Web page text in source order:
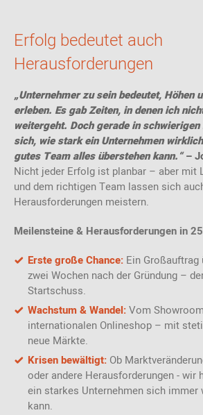
Erfolg bedeutet auch
Herausforderungen
„Unternehmer zu sein bedeutet, Höhen
erleben. Es gab Zeiten, in denen ich
weitergeht. Doch gerade in
sich, wie stark ein Unternehmen
gutes Team alles überstehen kann.“ –
Nicht jeder Erfolg ist planbar – aber mit
und dem richtigen Team lassen sich
Herausforderungen meistern.
Meilensteine & Herausforderungen in
Erste große Chance: Ein Großauftrag
zwei Wochen nach der Gründung –
Startschuss.
Wachstum & Wandel:Vom
internationalen Onlineshop – mit
neue Märkte.
Krisen bewältigt: Ob
oder andere Herausforderungen - wir
ein starkes Unternehmen sich immer
kann.